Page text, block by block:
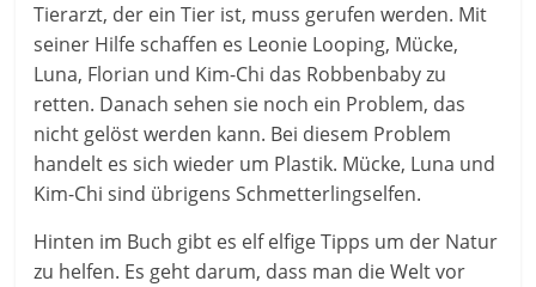
Tierarzt, der ein Tier ist, muss gerufen werden. Mit
seiner Hilfe schaffen es Leonie Looping, Mücke,
Luna, Florian und Kim-Chi das Robbenbaby zu
retten. Danach sehen sie noch ein Problem, das
nicht gelöst werden kann. Bei diesem Problem
handelt es sich wieder um Plastik. Mücke, Luna und
Kim-Chi sind übrigens Schmetterlingselfen.
Hinten im Buch gibt es elf elfige Tipps um der Natur
zu helfen. Es geht darum, dass man die Welt vor